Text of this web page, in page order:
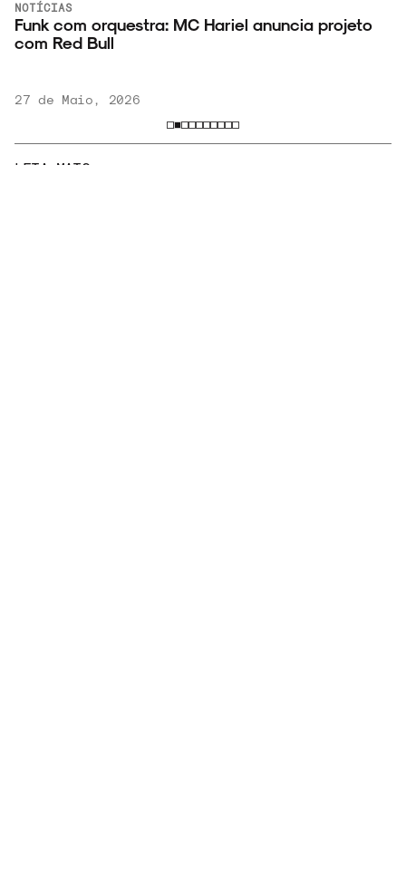
NOTÍCIAS
Funk com orquestra: MC Hariel anuncia projeto
com Red Bull
27 de Maio, 2026
LEIA MAIS